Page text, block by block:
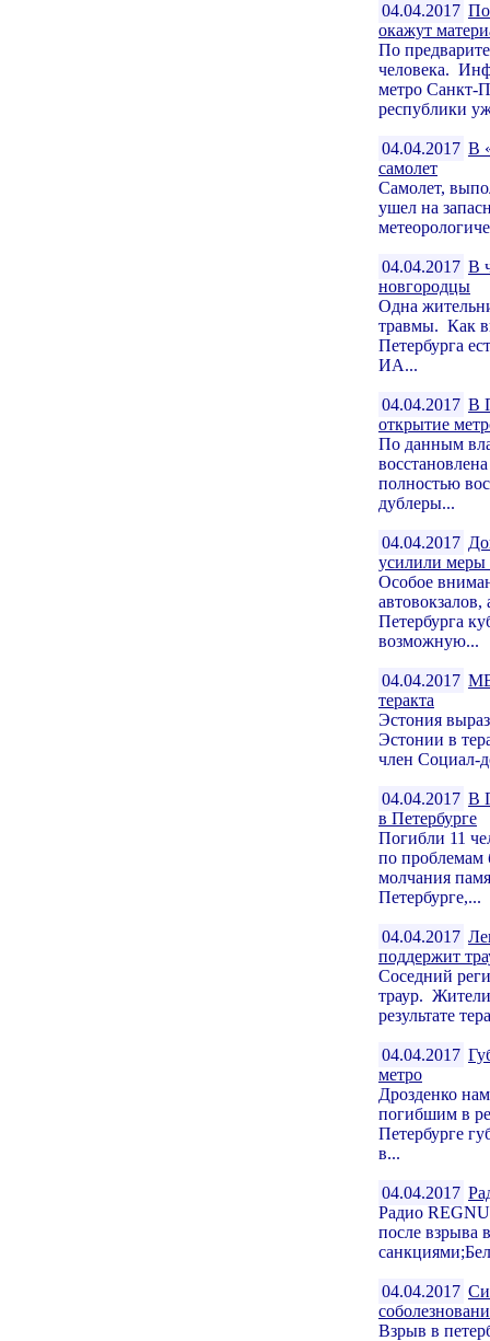
04.04.2017
окажут
По
человека.
метро Санкт-
республики
04.04.2017 В
самолет
Самолет,
ушел на
04.04.2017 В
новгородцы
Одна
травмы. Как
Петербурга
ИА...
04.04.2017 В
открытие
По данным
полностью
дублеры...
04.04.2017
усилили меры
Особое
Петербурга
возможную...
04.04.2017
теракта
Эстония
Эстонии в
член Социал-
04.04.2017 В
в Петербурге
Погибли 11
по проблемам
молчания
Петербурге,...
04.04.2017
поддержит
Соседний
траур.
результате
04.04.2017
метро
Дрозденко
погибшим в
Петербурге
в...
04.04.2017
Радио
после взрыва
04.04.2017 Си
Взрыв в